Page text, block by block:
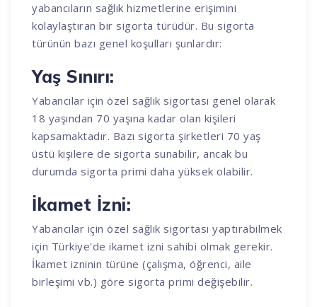
yabancıların sağlık hizmetlerine erişimini
kolaylaştıran bir sigorta türüdür. Bu sigorta
türünün bazı genel koşulları şunlardır:
Yaş Sınırı:
Yabancılar için özel sağlık sigortası genel olarak
18 yaşından 70 yaşına kadar olan kişileri
kapsamaktadır. Bazı sigorta şirketleri 70 yaş
üstü kişilere de sigorta sunabilir, ancak bu
durumda sigorta primi daha yüksek olabilir.
İkamet İzni:
Yabancılar için özel sağlık sigortası yaptırabilmek
için Türkiye'de ikamet izni sahibi olmak gerekir.
İkamet izninin türüne (çalışma, öğrenci, aile
birleşimi vb.) göre sigorta primi değişebilir.